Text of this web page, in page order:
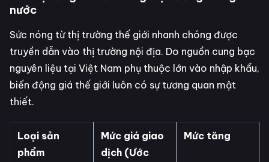
nước
Sức nóng từ thị trường thế giới nhanh chóng được
truyền dẫn vào thị trường nội địa. Do nguồn cung bạc
nguyên liệu tại Việt Nam phụ thuộc lớn vào nhập khẩu,
biến động giá thế giới luôn có sự tương quan mật
thiết.
Loại sản
phẩm
Mức giá giao
dịch (Ước
Mức tăng